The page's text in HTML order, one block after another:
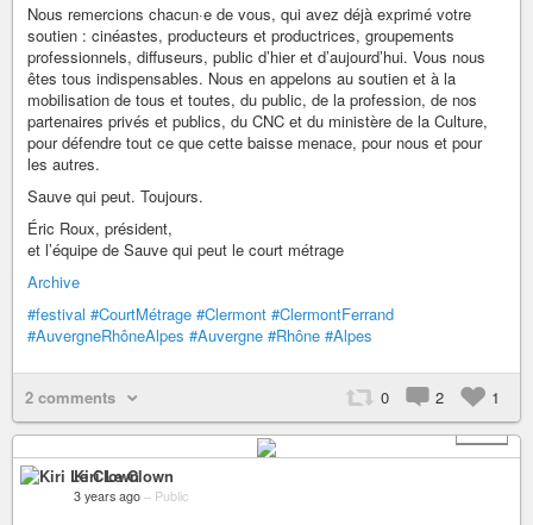
Nous remercions chacun·e de vous, qui avez déjà exprimé votre
soutien : cinéastes, producteurs et productrices, groupements
professionnels, diffuseurs, public d’hier et d’aujourd’hui. Vous nous
êtes tous indispensables. Nous en appelons au soutien et à la
mobilisation de tous et toutes, du public, de la profession, de nos
partenaires privés et publics, du CNC et du ministère de la Culture,
pour défendre tout ce que cette baisse menace, pour nous et pour
les autres.
Sauve qui peut. Toujours.
Éric Roux, président,
et l’équipe de Sauve qui peut le court métrage
Archive
#festival #CourtMétrage #Clermont #ClermontFerrand
#AuvergneRhôneAlpes #Auvergne #Rhône #Alpes
2 comments 0 2
1
+ 10
Kiri Le Clown
3 years ago – Public